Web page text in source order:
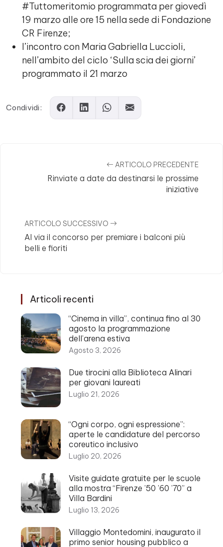
#Tuttomeritomio programmata per giovedì
19 marzo alle ore 15 nella sede di Fondazione
CR Firenze;
l’incontro con Maria Gabriella Luccioli,
nell’ambito del ciclo ‘Sulla scia dei giorni’
programmato il 21 marzo
Condividi:
ARTICOLO PRECEDENTE
Rinviate a date da destinarsi le prossime
iniziative
ARTICOLO SUCCESSIVO
Al via il concorso per premiare i balconi più
belli e fioriti
Articoli recenti
“Cinema in villa”, continua fino al 30
agosto la programmazione
dell’arena estiva
Agosto 3, 2026
Due tirocini alla Biblioteca Alinari
per giovani laureati
Luglio 21, 2026
“Ogni corpo, ogni espressione”:
aperte le candidature del percorso
coreutico inclusivo
Luglio 20, 2026
Visite guidate gratuite per le scuole
alla mostra “Firenze ’50 ’60 ’70” a
Villa Bardini
Luglio 13, 2026
Villaggio Montedomini, inaugurato il
primo senior housing pubblico a